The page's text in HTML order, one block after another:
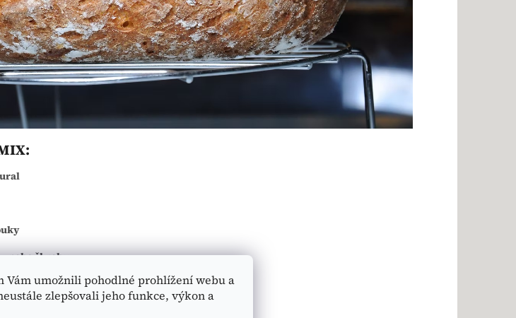
Vám umožnili pohodlné prohlížení webu a
zlepšovali jeho funkce, výkon a
nebo škrobu